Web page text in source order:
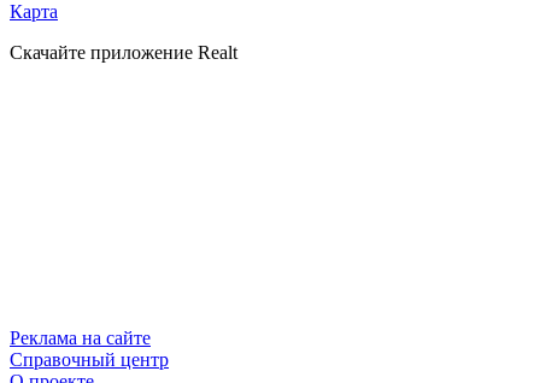
Карта
Скачайте приложение Realt
Реклама на сайте
Справочный центр